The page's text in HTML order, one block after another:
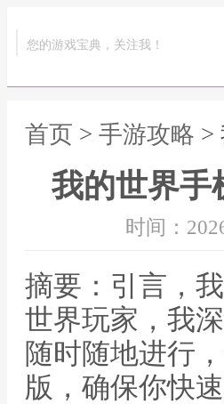
您的游戏宝典，关注我！
首页 > 手游攻略 >
我的世界手
时间：
摘要：引言，
世界玩家，我
随时随地进行
版，确保你快